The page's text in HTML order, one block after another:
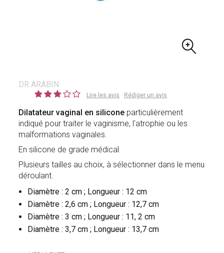
DR ARABIN
Lire les avis Rédiger un avis
Dilatateur vaginal en silicone particulièrement
indiqué pour traiter le vaginisme, l'atrophie ou les
malformations vaginales.
En silicone de grade médical.
Plusieurs tailles au choix, à sélectionner dans le menu
déroulant.
Diamètre : 2 cm ; Longueur : 12 cm
Diamètre : 2,6 cm ; Longueur : 12,7 cm
Diamètre : 3 cm ; Longueur : 11, 2 cm
Diamètre : 3,7 cm ; Longueur : 13,7 cm